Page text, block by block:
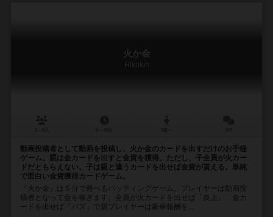
火か金
Hikakin
動画投稿者として動画を投稿し、火か金のカードを出すだけのお手軽
ゲーム。親は金カードを出すと金貨を獲得。ただし、子全員が火カー
ドだともらえない。子は親と違うカードを出せば金貨が貰える。単純
で面白い金貨獲得カードゲーム。
『火か金』は５分で遊べるバッティングゲーム。プレイヤーは動画投
稿者となって金を稼ぎます。全員が火カードを出せば「炎上」、金カ
ードを出せば「バズ」で親プレイヤーは豪華報酬を...